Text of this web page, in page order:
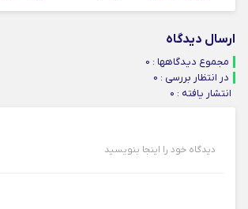
ارسال دیدگاه
مجموع دیدگاهها : 0
در انتظار بررسی : 0
انتشار یافته : ۰
دیدگاه خود را اینجا بنویسید